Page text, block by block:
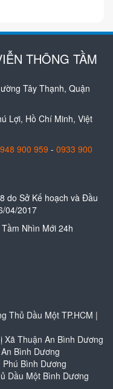
THÔNG TẦM
Tây Thạnh, Quận
Lợi, Hồ Chí Minh, Việt
900 959 - 0933 900
do Sở Kế hoạch và Đầu
04/2017
Nhìn Mới 24h
Thủ Dầu Một TP.HCM |
Xã Thuận An Bình Dương
Bình Dương
Bình Dương
Dầu Một Bình Dương